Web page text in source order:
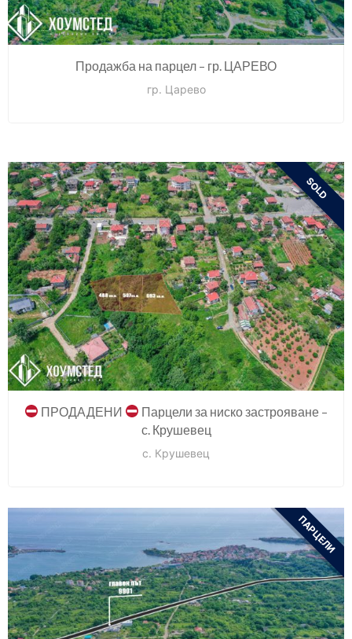
Продажба на парцел – гр. ЦАРЕВО
гр. Царево
SOLD
ПРОДАДЕНИ
Парцели за ниско застрояване –
с. Крушевец
с. Крушевец
ПАРЦЕЛИ